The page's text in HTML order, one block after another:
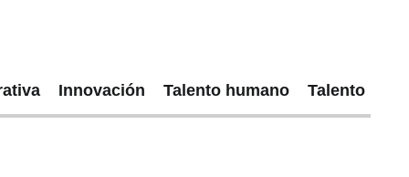
Innovación Talento humano Talento